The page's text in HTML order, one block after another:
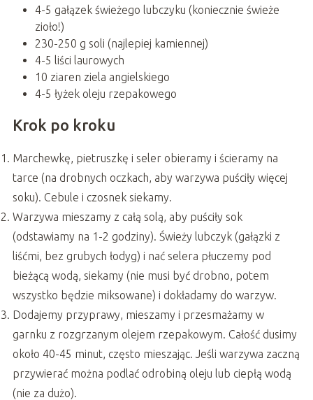
4-5 gałązek świeżego lubczyku (koniecznie świeże
zioło!)
230-250 g soli (najlepiej kamiennej)
4-5 liści laurowych
10 ziaren ziela angielskiego
4-5 łyżek oleju rzepakowego
Krok po kroku
Marchewkę, pietruszkę i seler obieramy i ścieramy na
tarce (na drobnych oczkach, aby warzywa puściły więcej
soku). Cebule i czosnek siekamy.
Warzywa mieszamy z całą solą, aby puściły sok
(odstawiamy na 1-2 godziny). Świeży lubczyk (gałązki z
liśćmi, bez grubych łodyg) i nać selera płuczemy pod
bieżącą wodą, siekamy (nie musi być drobno, potem
wszystko będzie miksowane) i dokładamy do warzyw.
Dodajemy przyprawy, mieszamy i przesmażamy w
garnku z rozgrzanym olejem rzepakowym. Całość dusimy
około 40-45 minut, często mieszając. Jeśli warzywa zaczną
przywierać można podlać odrobiną oleju lub ciepłą wodą
(nie za dużo).